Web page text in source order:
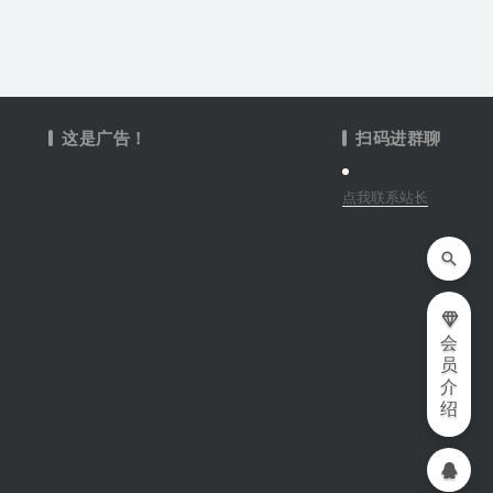
这是广告！ 扫码进群聊
点我联系站长
会
员
介
绍